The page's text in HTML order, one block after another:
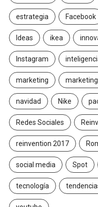
estrategia Facebook
Ideas ikea
Instagram
marketing marketing
navidad Nike
Redes Sociales
reinvention 2017
social media Spot
tecnología